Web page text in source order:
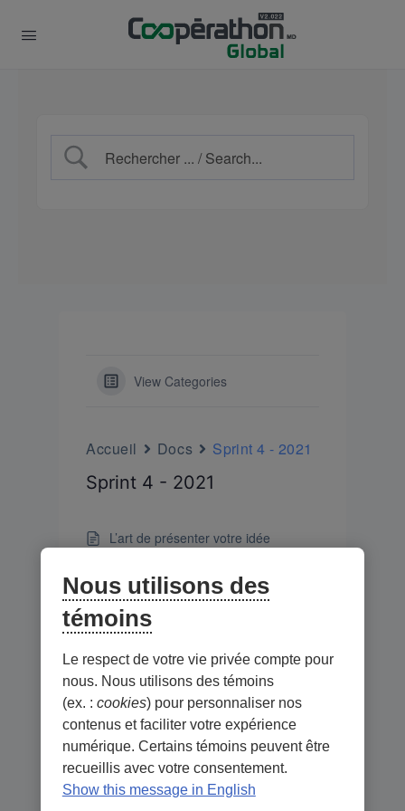
View Categories
Accueil Docs Sprint 4 - 2021
Sprint 4 - 2021
L’art de présenter votre idée
Anglais)
Nous utilisons des
témoins
Le respect de votre vie privée compte pour
nous. Nous utilisons des témoins
(ex. : cookies) pour personnaliser nos
contenus et faciliter votre expérience
numérique. Certains témoins peuvent être
recueillis avec votre consentement.
Show this message in English